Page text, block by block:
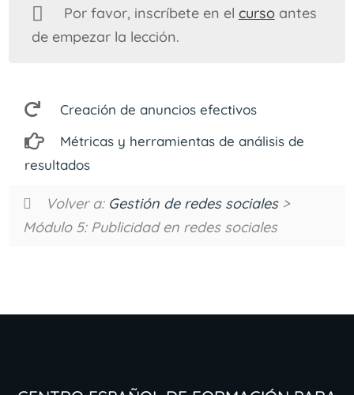
Por favor, inscríbete en el cursoantes
de empezar la lección.
Creación de anuncios efectivos
Métricas y herramientas de análisis de
resultados
Volver a: Gestión de redes sociales>
Módulo 5: Publicidad en redes sociales